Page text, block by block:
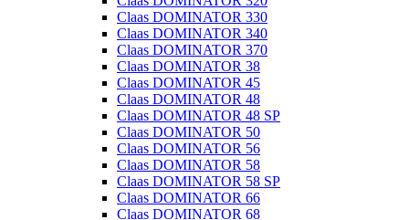
Claas DOMINATOR 330
Claas DOMINATOR 340
Claas DOMINATOR 370
Claas DOMINATOR 38
Claas DOMINATOR 45
Claas DOMINATOR 48
Claas DOMINATOR 48 SP
Claas DOMINATOR 50
Claas DOMINATOR 56
Claas DOMINATOR 58
Claas DOMINATOR 58 SP
Claas DOMINATOR 66
Claas DOMINATOR 68